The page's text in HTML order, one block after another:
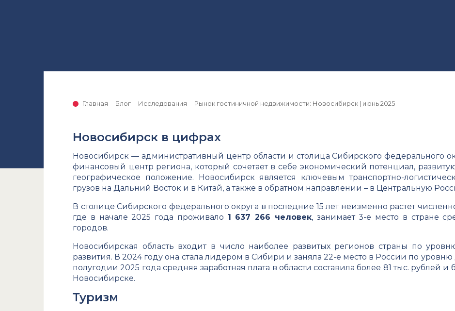
Главная Блог Исследования Рынок гостиничной недвижимости: Новосибирск | июнь 2025
Новосибирск в цифрах
Новосибирск — административный центр области и столица Сибирского федерального
финансовый центр региона, который сочетает в себе экономический потенциал,
географическое положение. Новосибирск является ключевым транспортно-
грузов на Дальний Восток и в Китай, а также в обратном направлении – в Центральную
В столице Сибирского федерального округа в последние 15 лет неизменно растет
где в начале 2025 года проживало 1 637 266 человек, занимает 3-е место в стране
городов.
Новосибирская область входит в число наиболее развитых регионов страны по
развития. В 2024 году она стала лидером в Сибири и заняла 22-е место в России по
полугодии 2025 года средняя заработная плата в области составила более 81 тыс. рублей и
Новосибирске.
Туризм